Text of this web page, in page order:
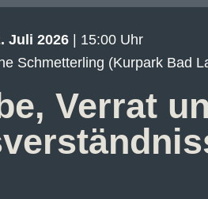
Juli 2026| 15:00 Uhr
Schmetterling (Kurpark Bad
Verrat